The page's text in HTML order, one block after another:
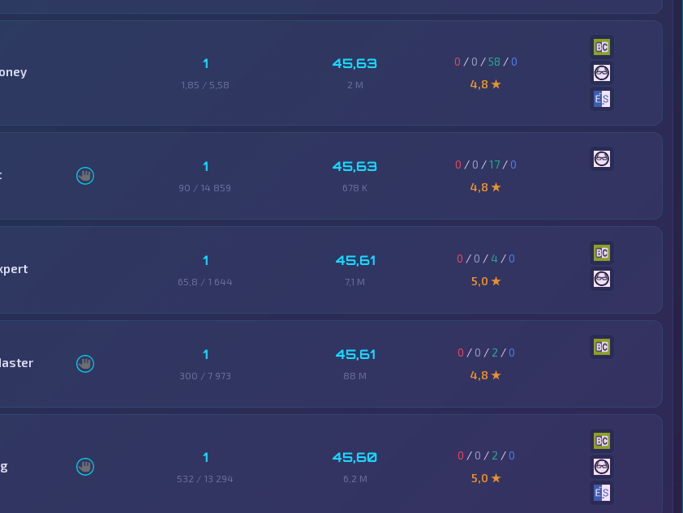
1
1,85 / 5,58
45,63
2 M
0 / 0 / 58 /0
4,8 ★
1
90 / 14 859
45,63
678 K
0 / 0 /17 /0
4,8 ★
1
65,8 / 1 644
45,61
7,1 M
0 / 0 / 4 /0
5,0 ★
1
300 / 7 973
45,61
88 M
0 / 0 / 2 /0
4,8 ★
1
532 / 13 294
45,60
6,2 M
0 / 0 / 2 /0
5,0 ★